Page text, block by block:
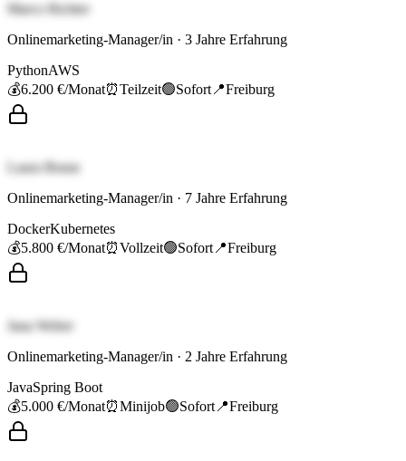
Marco Richter
Onlinemarketing-Manager/in · 3 Jahre Erfahrung
PythonAWS
💰6.200 €/Monat⏰Teilzeit🟢Sofort 📍Freiburg
Laura Braun
Onlinemarketing-Manager/in · 7 Jahre Erfahrung
DockerKubernetes
💰5.800 €/Monat⏰Vollzeit🟢Sofort 📍Freiburg
Jana Weber
Onlinemarketing-Manager/in · 2 Jahre Erfahrung
JavaSpring Boot
💰5.000 €/Monat⏰Minijob🟢Sofort 📍Freiburg